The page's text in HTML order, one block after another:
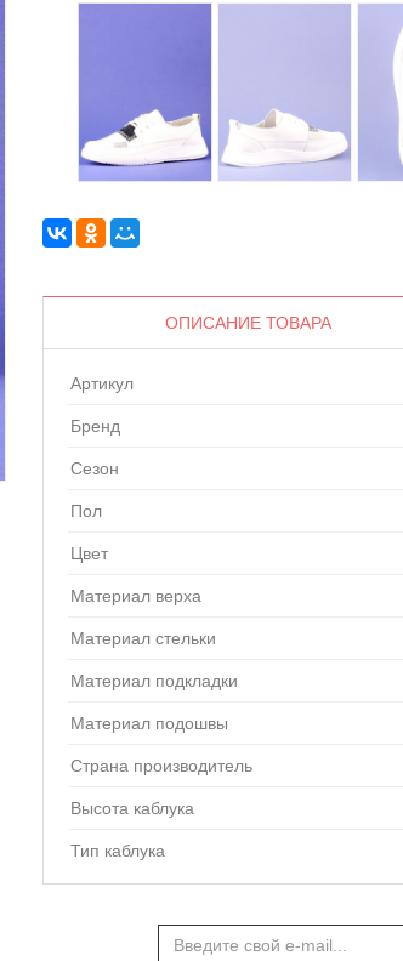
ОПИСАНИЕ ТОВАРА
Артикул
Бренд
Сезон
Пол
Цвет
Материал верха
Материал стельки
Материал подкладки
Материал подошвы
Страна производитель
Высота каблука
Тип каблука